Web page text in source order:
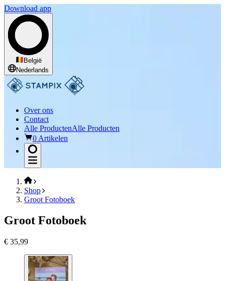
Download app
België
Nederlands
Over ons
Contact
Alle ProductenAlle Producten
0 Artikelen
Shop
Groot Fotoboek
Groot Fotoboek
€ 35,99